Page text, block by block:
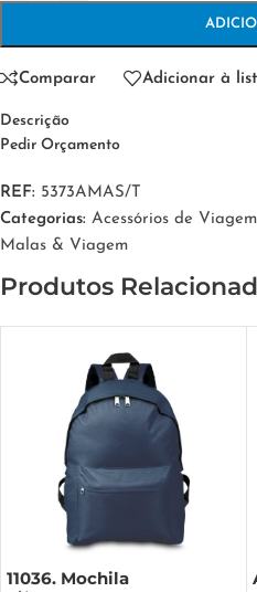
Comparar Adicionar à
Descrição
Pedir Orçamento
REF: 5373AMAS/T
Categorias: Acessórios de Viagem
Malas & Viagem
Produtos
11036. Mochila